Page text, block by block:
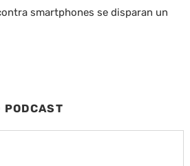
smartphones se disparan un
PODCAST